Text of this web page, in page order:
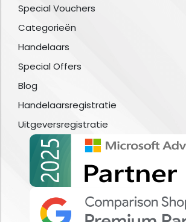
Special Vouchers
Categorieën
Handelaars
Special Offers
Blog
Handelaarsregistratie
Uitgeversregistratie